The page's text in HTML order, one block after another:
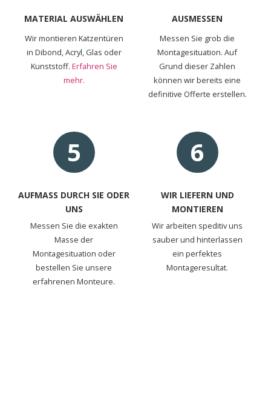
MATERIAL AUSWÄHLEN
Wir montieren Katzentüren
in Dibond, Acryl, Glas oder
Kunststoff. Erfahren Sie
mehr.
AUSMESSEN
Messen Sie grob die
Montagesituation. Auf
Grund dieser Zahlen
können wir bereits eine
definitive Offerte erstellen.
5
AUFMASS DURCH SIE ODER
UNS
Messen Sie die exakten
Masse der
Montagesituation oder
bestellen Sie unsere
erfahrenen Monteure.
6
WIR LIEFERN UND
MONTIEREN
Wir arbeiten speditiv uns
sauber und hinterlassen
ein perfektes
Montageresultat.